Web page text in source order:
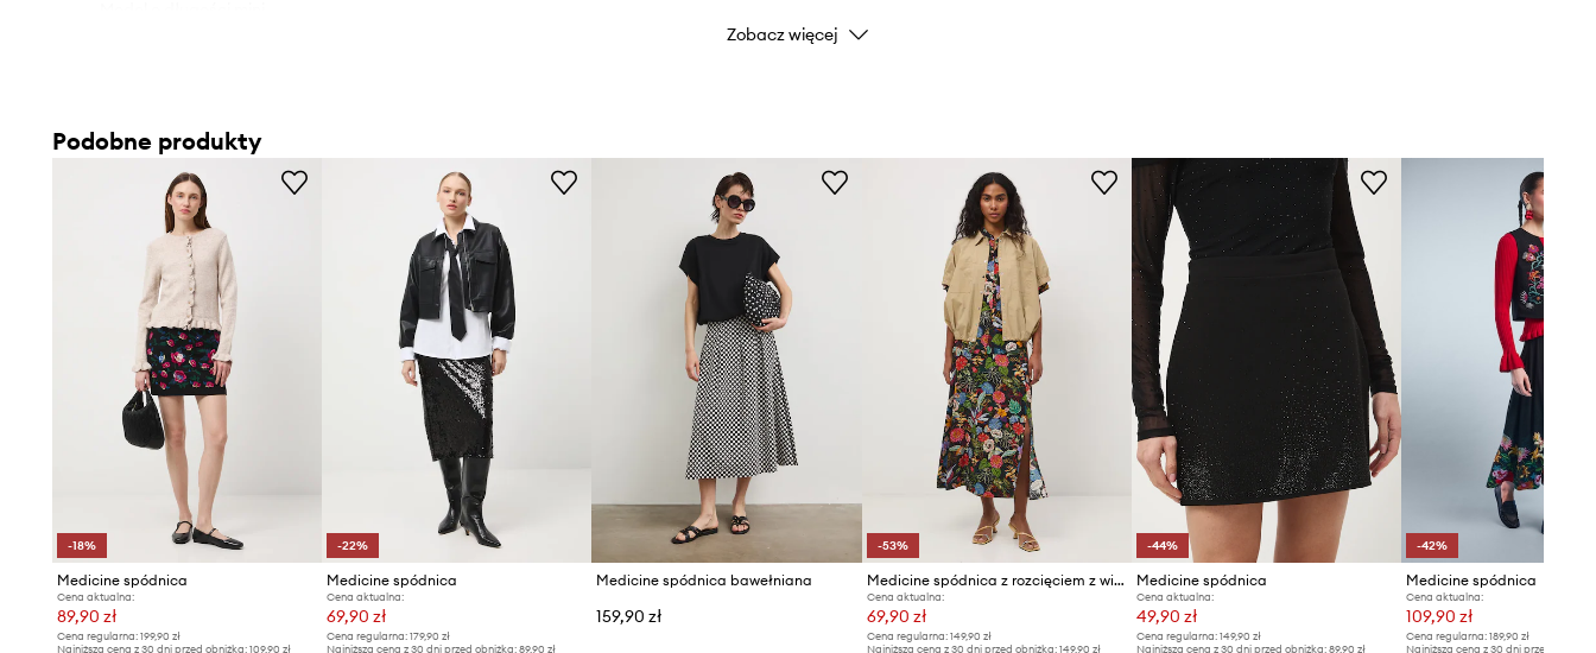
Marka
ID Produktu
WYMIARY
Modelka ze zdjęcia ma 175 cm
wzrostu i ma na sobie rozmiar S.
Rozmiarówka zawyżona
Zalecamy wybór rozmiaru
mniejszego, niż nosisz zazwyczaj.
Zobacz wymiary produktu
Zobacz więcej
Podobne produkty
-18%
Medicine spódnica
Cena aktualna:
89,90 zł
Cena regularna: 199,90 zł
Najniższa cena z 30 dni przed obniżką: 109,90 zł
-22%
Medicine spódnica
Cena aktualna:
69,90 zł
Cena regularna:179,90 zł
Najniższa cena z 30 dni przed obniżką:89,90 zł
Medicine spódnica bawełniana
159,90 zł
-53%
Medicine spódnica z rozcięciem z wiskozy
Cena aktualna:
69,90 zł
Cena regularna: 149,90 zł
Najniższa cena z 30 dni przed obniżką: 149,90 zł
-44%
Medicine spódnica
Cena aktualna:
49,90 zł
Cena regularna:149,90 zł
Najniższa cena z 30 dni przed obniżką:89,90 zł
-42%
Medicine spódnica
Cena aktualna:
109,90 zł
Cena regularna: 189,90 zł
Najniższa cena z 30 dni przed obniżką: